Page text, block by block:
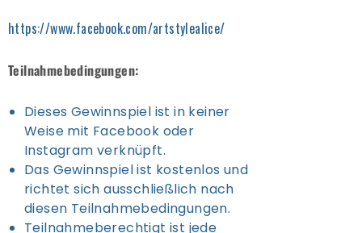
https://www.facebook.com/artstylealice/
Teilnahmebedingungen:
Dieses Gewinnspiel ist in keiner
Weise mit Facebook oder
Instagram verknüpft.
Das Gewinnspiel ist kostenlos und
richtet sich ausschließlich nach
diesen Teilnahmebedingungen.
Teilnahmeberechtigt ist jede